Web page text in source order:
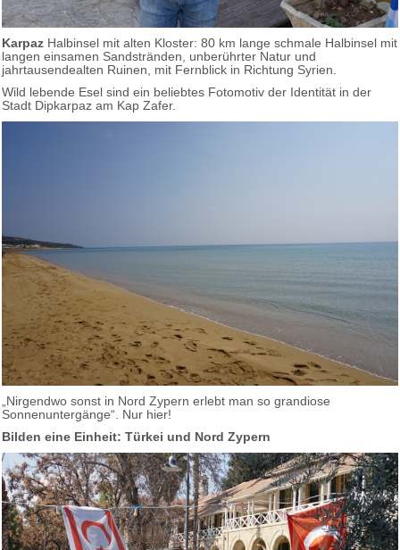
Karpaz Halbinsel mit alten Kloster: 80 km lange schmale Halbinsel mit
langen einsamen Sandstränden, unberührter Natur und
jahrtausendealten Ruinen, mit Fernblick in Richtung Syrien.
Wild lebende Esel sind ein beliebtes Fotomotiv der Identität in der
Stadt Dipkarpaz am Kap Zafer.
„Nirgendwo sonst in Nord Zypern erlebt man so grandiose
Sonnenuntergänge“. Nur hier!
Bilden eine Einheit: Türkei und Nord Zypern